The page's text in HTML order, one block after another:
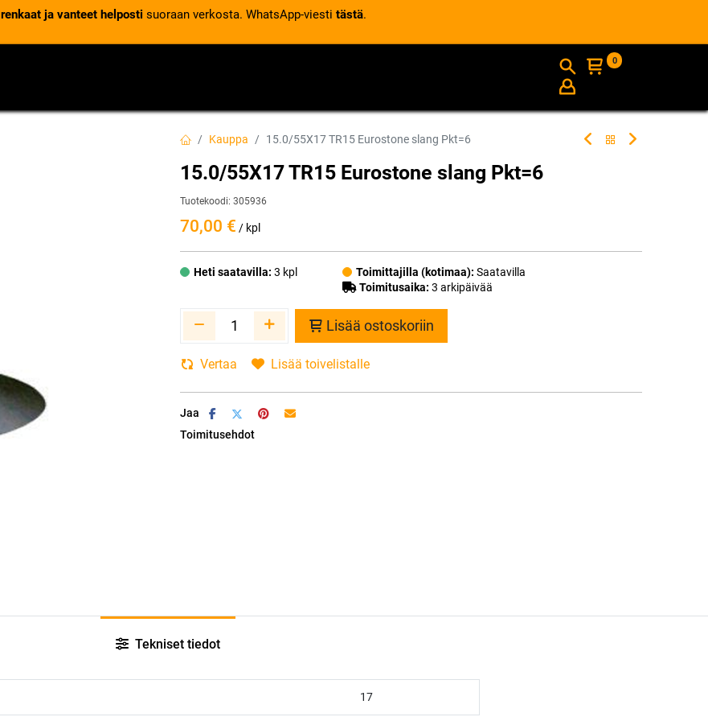
renkaat ja vanteet helposti suoraan verkosta. WhatsApp-viesti tästä.
INFO
0
Kauppa 15.0/55X17 TR15 Eurostone slang Pkt=6
15.0/55X17 TR15 Eurostone slang Pkt=6
Tuotekoodi: 305936
70,00 € / kpl
Heti saatavilla: 3 kpl Toimittajilla (kotimaa): Saatavilla
Toimitusaika: 3 arkipäivää
Lisää ostoskoriin
Vertaa Lisää toivelistalle
Jaa
Toimitusehdot
Tekniset tiedot
17